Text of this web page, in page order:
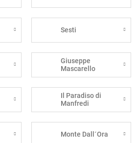
Sesti
Giuseppe
Mascarello
Il Paradiso di
Manfredi
Monte Dall´Ora